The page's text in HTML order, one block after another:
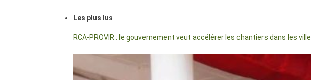
Les plus lus
RCA-PROVIR : le gouvernement veut accélérer les chantiers dans les